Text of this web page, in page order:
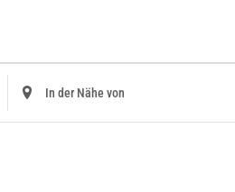
Standort
Eingeben.
Suche